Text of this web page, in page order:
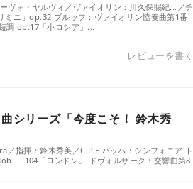
ヴォ・ヤルヴィ／ヴァイオリン：川久保賜紀...／チ
ミニ」op.32 ブルッフ：ヴァイオリン協奏曲第1番
調 op.17「小ロシア」...
レビューを書く
シリーズ「今度こそ！ 鈴木秀
指揮：鈴木秀美／C.P.E.バッハ：シンフォニア ト
「ロンドン」 ドヴォルザーク：交響曲第8